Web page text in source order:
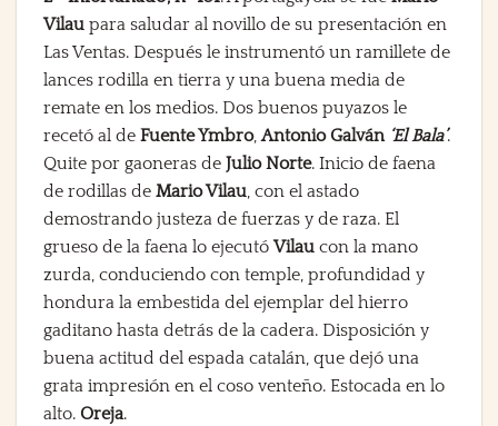
Vilau para saludar al novillo de su presentación en
Las Ventas. Después le instrumentó un ramillete de
lances rodilla en tierra y una buena media de
remate en los medios. Dos buenos puyazos le
recetó al de Fuente Ymbro,Antonio Galván ‘El Bala’.
Quite por gaoneras de Julio Norte. Inicio de faena
de rodillas de Mario Vilau, con el astado
demostrando justeza de fuerzas y de raza. El
grueso de la faena lo ejecutóVilau con la mano
zurda, conduciendo con temple, profundidad y
hondura la embestida del ejemplar del hierro
gaditano hasta detrás de la cadera. Disposición y
buena actitud del espada catalán, que dejó una
grata impresión en el coso venteño. Estocada en lo
alto. Oreja.